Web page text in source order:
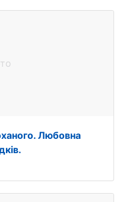
Любовна